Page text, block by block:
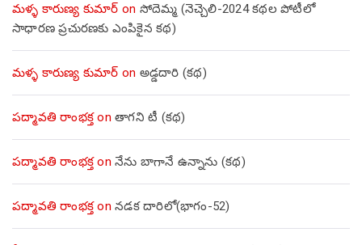
మళ్ళ కారుణ్య కుమార్ on సోదెమ్మ (నెచ్చెలి-2024 కథల పోటీలో
సాధారణ ప్రచురణకు ఎంపికైన కథ)
మళ్ళ కారుణ్య కుమార్ on అడ్డదారి (కథ)
పద్మావతి రాంభక్తon తాగని టీ (కథ)
పద్మావతి రాంభక్తon నేను బాగానే ఉన్నాను (క‌థ‌)
పద్మావతి రాంభక్తon నడక దారిలో(భాగం-52)